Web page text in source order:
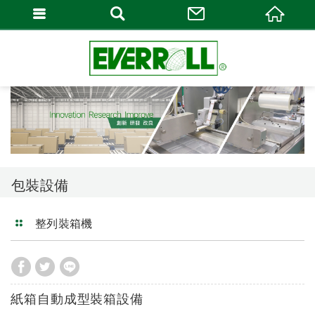
包裝設備
整列裝箱機
紙箱自動成型裝箱設備